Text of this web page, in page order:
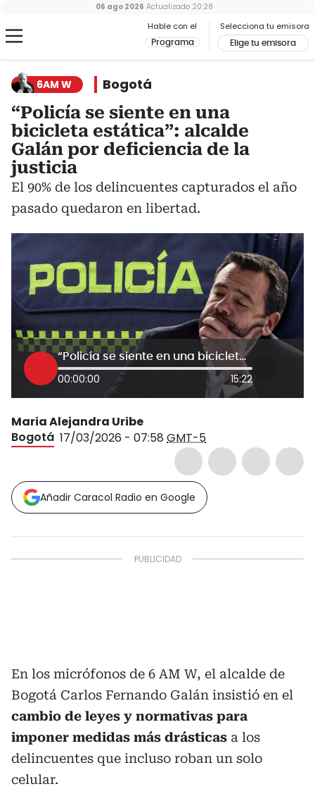
Hable con el
Programa
Selecciona tu emisora
Elige tu emisora
06 ago 2026 Actualizado 20:28
6AM W Bogotá
“Policía se siente en una
bicicleta estática”: alcalde
Galán por deficiencia de la
justicia
El 90% de los delincuentes capturados el año
pasado quedaron en libertad.
“Policía se siente en una bicicleta estática”: alcalde Galán por deficiencia de la justicia
00:00:00 15:22
Maria Alejandra Uribe
Bogotá 17/03/2026 - 07:58 GMT-5
Añadir Caracol Radio en Google
En los micrófonos de 6 AM W, el alcalde de
Bogotá Carlos Fernando Galán insistió en el
cambio de leyes y normativas para
imponer medidas más drásticas a los
delincuentes que incluso roban un solo
celular.